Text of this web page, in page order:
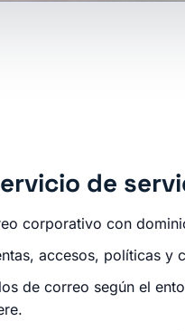
de
corporativo con
accesos, políticas y
de correo según el